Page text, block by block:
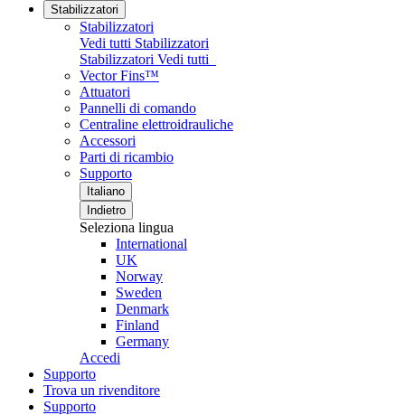
Stabilizzatori
Stabilizzatori
Vedi tutti Stabilizzatori
Stabilizzatori Vedi tutti
Vector Fins™
Attuatori
Pannelli di comando
Centraline elettroidrauliche
Accessori
Parti di ricambio
Supporto
Italiano
Indietro
Seleziona lingua
International
UK
Norway
Sweden
Denmark
Finland
Germany
Accedi
Supporto
Trova un rivenditore
Supporto